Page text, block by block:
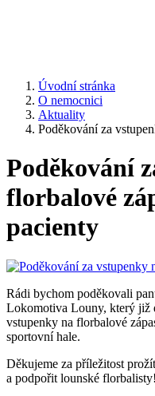
Úvodní stránka
O nemocnici
Aktuality
Poděkování za
Poděkování
florbalové
pacienty
Rádi bychom poděkovali
Lokomotiva Louny, který již
vstupenky na florbalové
sportovní hale.
Děkujeme za příležitost
a podpořit lounské florbalisty!